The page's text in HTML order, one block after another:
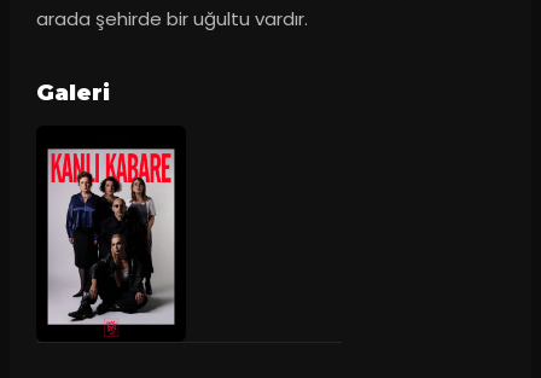
arada şehirde bir uğultu vardır.
Galeri